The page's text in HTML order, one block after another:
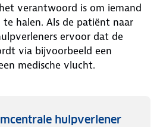
verantwoord is om iemand
halen. Als de patiënt naar
ervoor dat de
via bijvoorbeeld een
medische vlucht.
hulpverlener